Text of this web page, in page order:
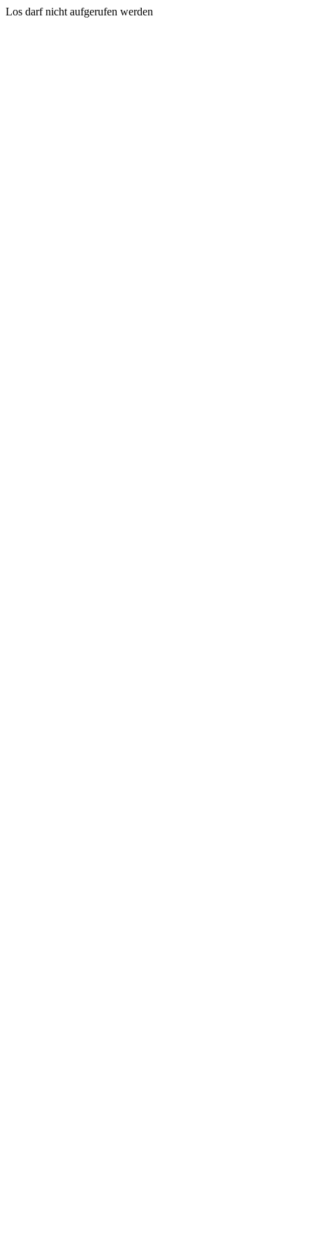
Los darf nicht aufgerufen werden